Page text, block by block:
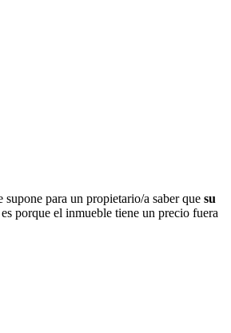
para un propietario/a saber que su
porque el inmueble tiene un precio fuera